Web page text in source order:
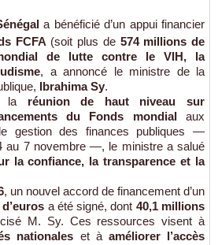
a bénéficié d’un appui financier
FCFA (soit plus de 574 millions de
de lutte contre le VIH, la
, a annoncé le ministre de la
Ibrahima Sy.
la réunion de haut niveau sur
du Fonds mondialaux
gestion des finances publiques —
au 7 novembre —, le ministre a salué
la confiance, la transparence et la
, un nouvel accord de financement d’un
a été signé, dont 40,1 millions
M. Sy. Ces ressources visent à
nationales et à améliorer l’accès